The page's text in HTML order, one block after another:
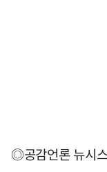
◎공감언론 뉴시